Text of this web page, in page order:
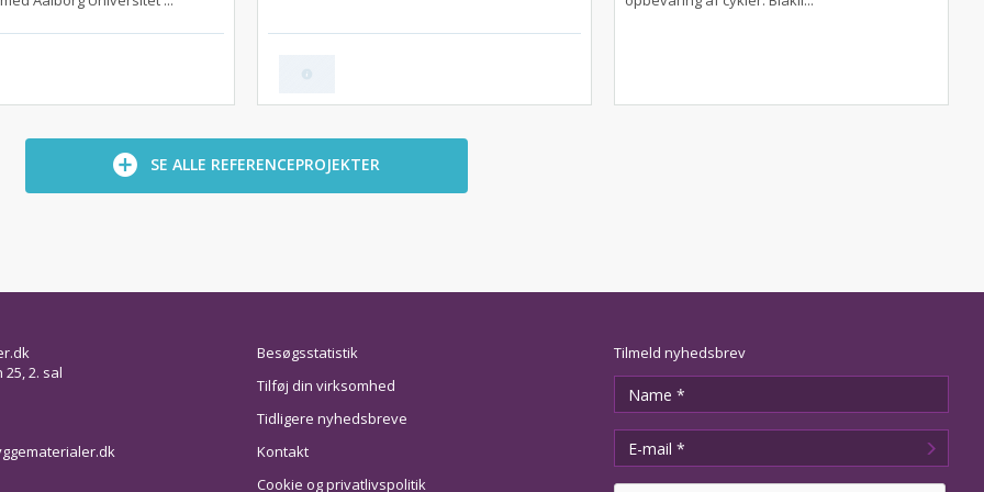
SE ALLE REFERENCEPROJEKTER
2. sal
Besøgsstatistik
Tilføj din virksomhed
Tidligere nyhedsbreve
Kontakt
Cookie og privatlivspolitik
Tilmeld nyhedsbrev